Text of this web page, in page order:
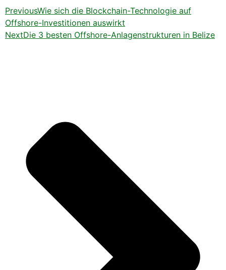
PreviousWie sich die Blockchain-Technologie auf
Offshore-Investitionen auswirkt
NextDie 3 besten Offshore-Anlagenstrukturen in Belize